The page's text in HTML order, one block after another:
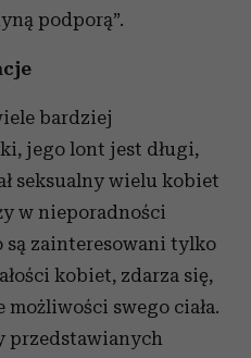
podporą”.
bardziej
jego lont jest długi,
seksualny wielu kobiet
w nieporadności
są zainteresowani tylko
kobiet, zdarza się,
możliwości swego ciała.
przedstawianych